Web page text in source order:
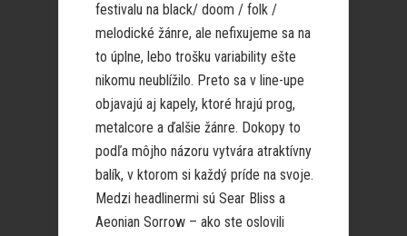
festivalu na black/ doom / folk /
melodické žánre, ale nefixujeme sa na
to úplne, lebo trošku variability ešte
nikomu neublížilo. Preto sa v line-upe
objavajú aj kapely, ktoré hrajú prog,
metalcore a ďalšie žánre. Dokopy to
podľa môjho názoru vytvára atraktívny
balík, v ktorom si každý príde na svoje.
Medzi headlinermi sú Sear Bliss a
Aeonian Sorrow – ako ste oslovili